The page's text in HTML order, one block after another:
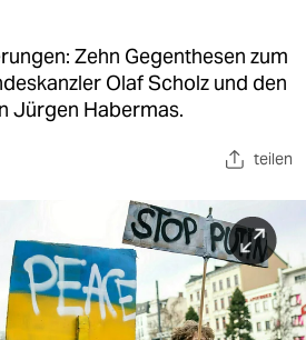
Zehn Gegenthesen zum
Olaf Scholz und den
Jürgen Habermas.
teilen